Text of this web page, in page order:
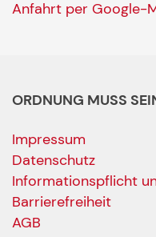
Anfahrt per Google-
ORDNUNG MUSS
Impressum
Datenschutz
Informationspflicht
Barrierefreiheit
AGB